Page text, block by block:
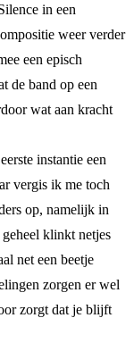
in een
weer verder
een episch
de band op een
wat aan kracht
instantie een
vergis ik me toch
op, namelijk in
klinkt netjes
net een beetje
zorgen er wel
zorgt dat je blijft